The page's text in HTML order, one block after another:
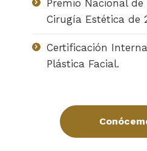
Premio Nacional
Cirugía Estética de
Certificación
Plástica Facial.